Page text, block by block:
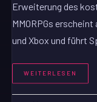
Erweiterung des
MMORPGs
und Xbox und führt
WEITERLESEN